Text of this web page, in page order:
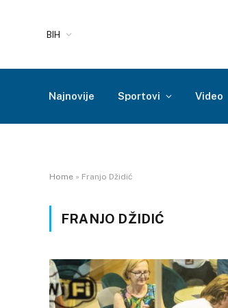
BIH
Najnovije Sportovi Video
Home » Franjo Džidić
FRANJO DŽIDIĆ